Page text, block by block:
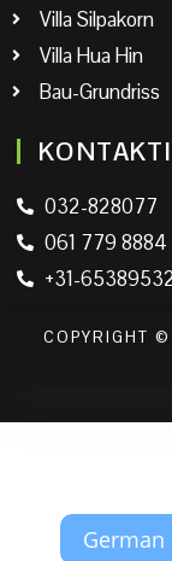
Villa Silpakorn
Villa Hua Hin
Bau-Grundriss
032-828077
061 779 8884
+31-
COPYRIGHT